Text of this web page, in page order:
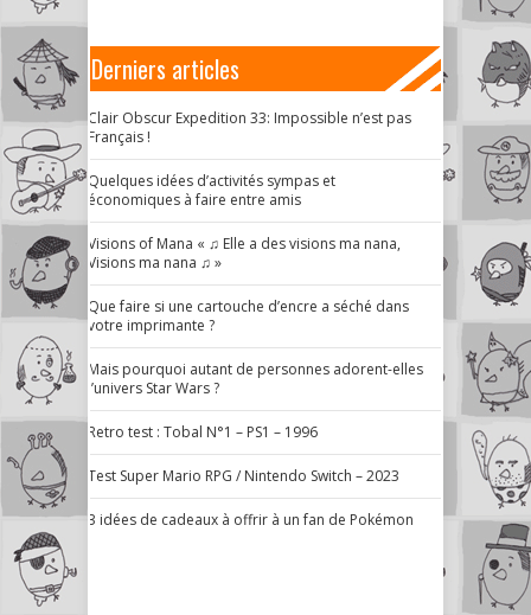
Derniers articles
Clair Obscur Expedition 33: Impossible n’est pas
Français !
Quelques idées d’activités sympas et
économiques à faire entre amis
Visions of Mana « ♫ Elle a des visions ma nana,
Visions ma nana ♫ »
Que faire si une cartouche d’encre a séché dans
votre imprimante ?
Mais pourquoi autant de personnes adorent-elles
l’univers Star Wars ?
Retro test : Tobal N°1 – PS1 – 1996
Test Super Mario RPG / Nintendo Switch – 2023
3 idées de cadeaux à offrir à un fan de Pokémon